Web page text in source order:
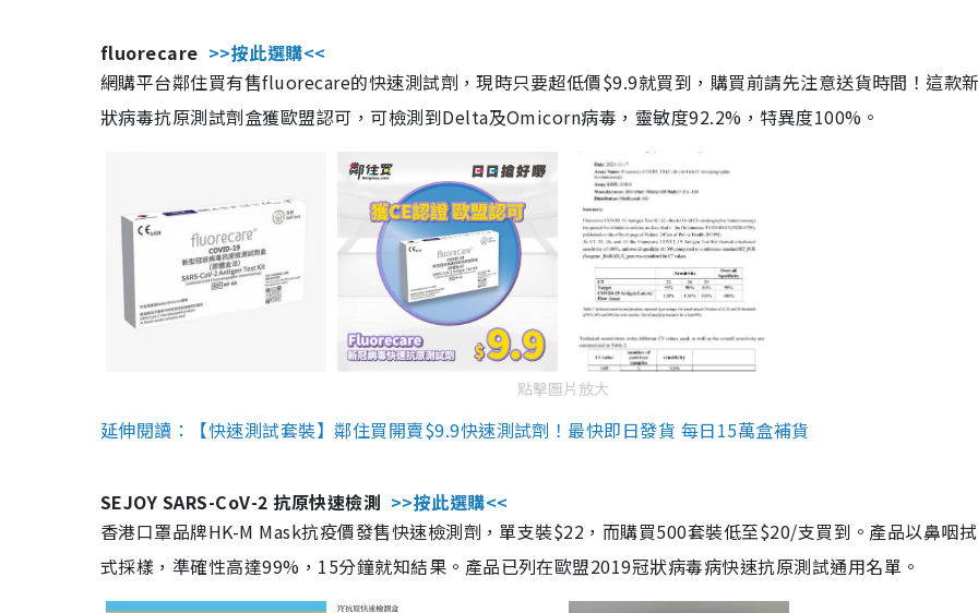
fluorecare >>按此選購<<
網購平台鄰住買有售fluorecare的快速測試劑，現時只要超低價$9.9就買到，購買前請先注意送貨時間！這款
狀病毒抗原測試劑盒獲歐盟認可，可檢測到Delta及Omicorn病毒，靈敏度92.2%，特異度100%。
點擊圖片放大
延伸閱讀：【快速測試套裝】鄰住買開賣$9.9快速測試劑！最快即日發貨 每日15萬盒補貨
SEJOY SARS-CoV-2 抗原快速檢測 >>按此選購<<
香港口罩品牌HK-M Mask抗疫價發售快速檢測劑，單支裝$22，而購買500套裝低至$20/支買到。產品以鼻咽
式採樣，準確性高達99%，15分鐘就知結果。產品已列在歐盟2019冠狀病毒病快速抗原測試通用名單。